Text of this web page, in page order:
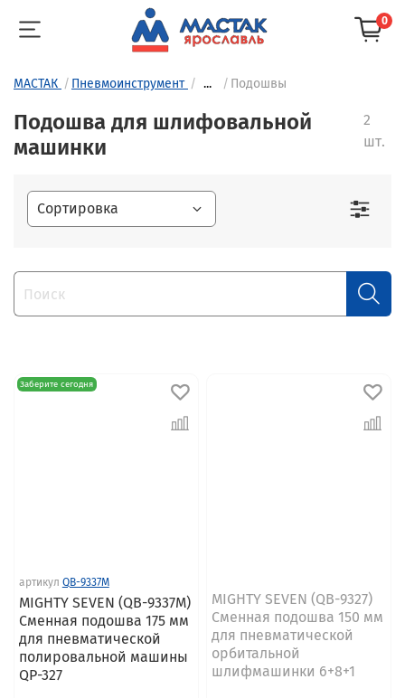
0
МАСТАК Пневмоинструмент ... Подошвы
Подошва для шлифовальной
машинки
2
шт.
Заберите сегодня
артикул QB-9337M
MIGHTY SEVEN (QB-9337M)
Сменная подошва 175 мм
для пневматической
полировальной машины
QP-327
MIGHTY SEVEN (QB-9327)
Сменная подошва 150 мм
для пневматической
орбитальной
шлифмашинки 6+8+1